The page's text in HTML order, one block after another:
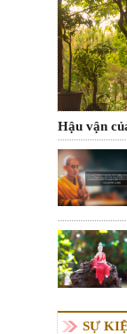
Hậu vận
SỰ